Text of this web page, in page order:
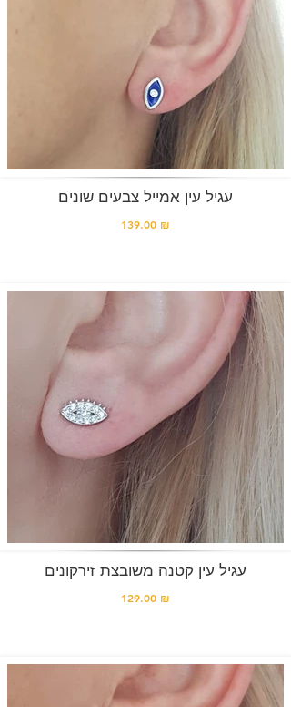
עגיל עין אמייל צבעים שונים
139.00 ₪
עגיל עין קטנה משובצת זירקונים
129.00 ₪